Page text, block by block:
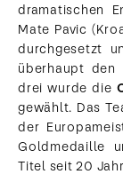
dramatischen
Mate Pavic
durchgesetzt
überhaupt
drei wurde die
gewählt. Das
der
Goldmedaille
Titel seit 20